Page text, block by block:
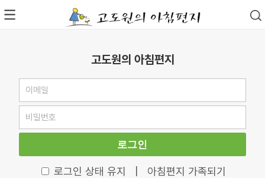
고도원의 아침편지
로그인
로그인 상태 유지 아침편지 가족되기